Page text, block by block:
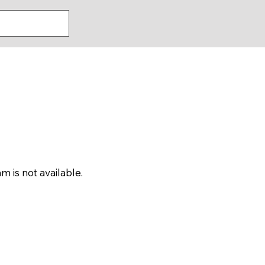
is not available.